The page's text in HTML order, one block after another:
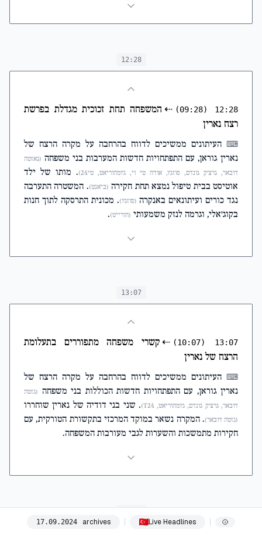
12:28
12:28
(09:28)
⇠ המשפחה תחת זכוכית מגדלת בפרשת
רצח נארין
⌨ העיתונים ממשיכים לדווח בהרחבה על מקרה הרצח של
נארין גוראן, עם התפתחויות חדשות המערבות בני משפחה (גאזטה
דובאר, גרצ'ק גונדם, סוזג'ו, אודה טי וי, ג'ומהוריאט, טי24)
. מותו של ילד
אוטיסט בבית טיפול נמצא תחת חקירה (ביאנט). המשטרה התערבה
נגד כורים ועיתונאים באנקרה (סוזג'ו). מכונית התרסקה לתוך חנות
בקוג'אלי, וגרמה לנזק משמעותי (הורייט).
13:07
13:07
(10:07)
⇠ קשרי משפחה מתפוררים בתעלומת
הרצח של נארין
⌨ העיתונים ממשיכים לדווח בהרחבה על מקרה הרצח של
נארין גוראן, עם התפתחויות חדשות הכוללות בני משפחה (גזטה
דובאר, גרצ'ק גונדם, ג'ומהוריאט, T24)
. שני בני דודיה של נארין שוחררו
(גזטה דובאר). המקרה נשאר במוקד המרכזי בתקשורת הטורקית, עם
חקירות מתמשכות והשערות לגבי מעורבות המשפחה.
17.09.2024 archives Live Headlines